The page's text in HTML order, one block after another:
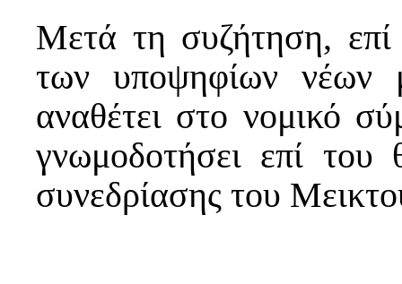
Μετά τη συζήτηση,
των υποψηφίων
αναθέτει στο νομικό
γνωμοδοτήσει επί του
συνεδρίασης του